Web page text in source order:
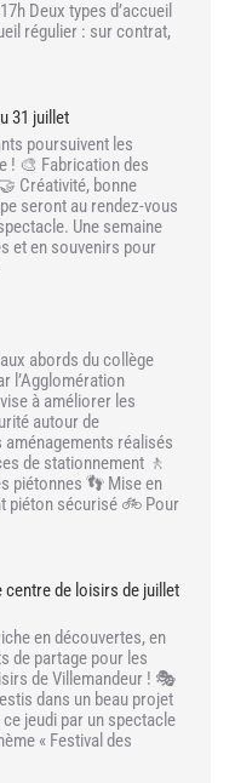
Deux types d’accueil
régulier : sur contrat,
31 juillet
poursuivent les
! 🎨 Fabrication des
Créativité, bonne
seront au rendez-vous
Une semaine
et en souvenirs pour
abords du collège
l’Agglomération
à améliorer les
autour de
réalisés
de stationnement 🚶
piétonnes 👣 Mise en
piéton sécurisé 🚲 Pour
centre de loisirs de juillet
en découvertes, en
de partage pour les
de Villemandeur ! 🎭
dans un beau projet
jeudi par un spectacle
« Festival des